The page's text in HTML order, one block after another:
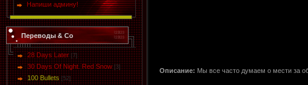
Напиши админу!
Переводы & Co
28 Days Later [7]
30 Days Of Night. Red Snow [3]
100 Bullets [52]
Описание: Мы все часто думаем о мести за